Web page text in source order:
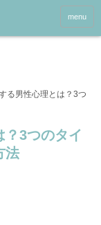
menu
る男性心理とは？3つ
？3つのタイ
法